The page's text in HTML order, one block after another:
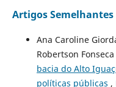
Artigos Semelhantes
Ana Caroline
Robertson
bacia do Alto
políticas públicas ,